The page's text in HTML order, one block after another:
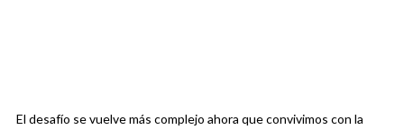
El desafío se vuelve más complejo ahora que convivimos con la